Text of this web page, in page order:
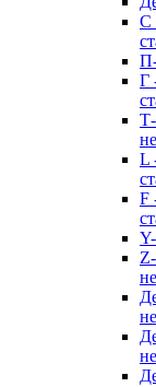
С
Г
L
F